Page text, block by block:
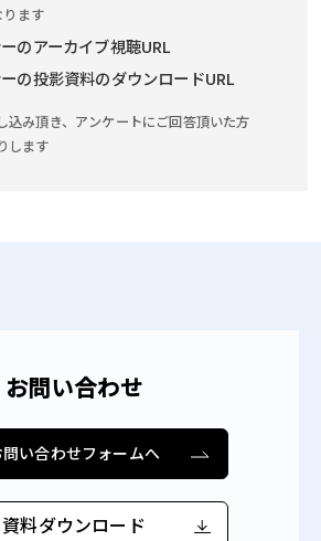
ります
のアーカイブ視聴URL
の投影資料のダウンロードURL
み頂き、アンケートにご回答頂いた方
します
お問い合わせ
問い合わせフォームへ
資料ダウンロード